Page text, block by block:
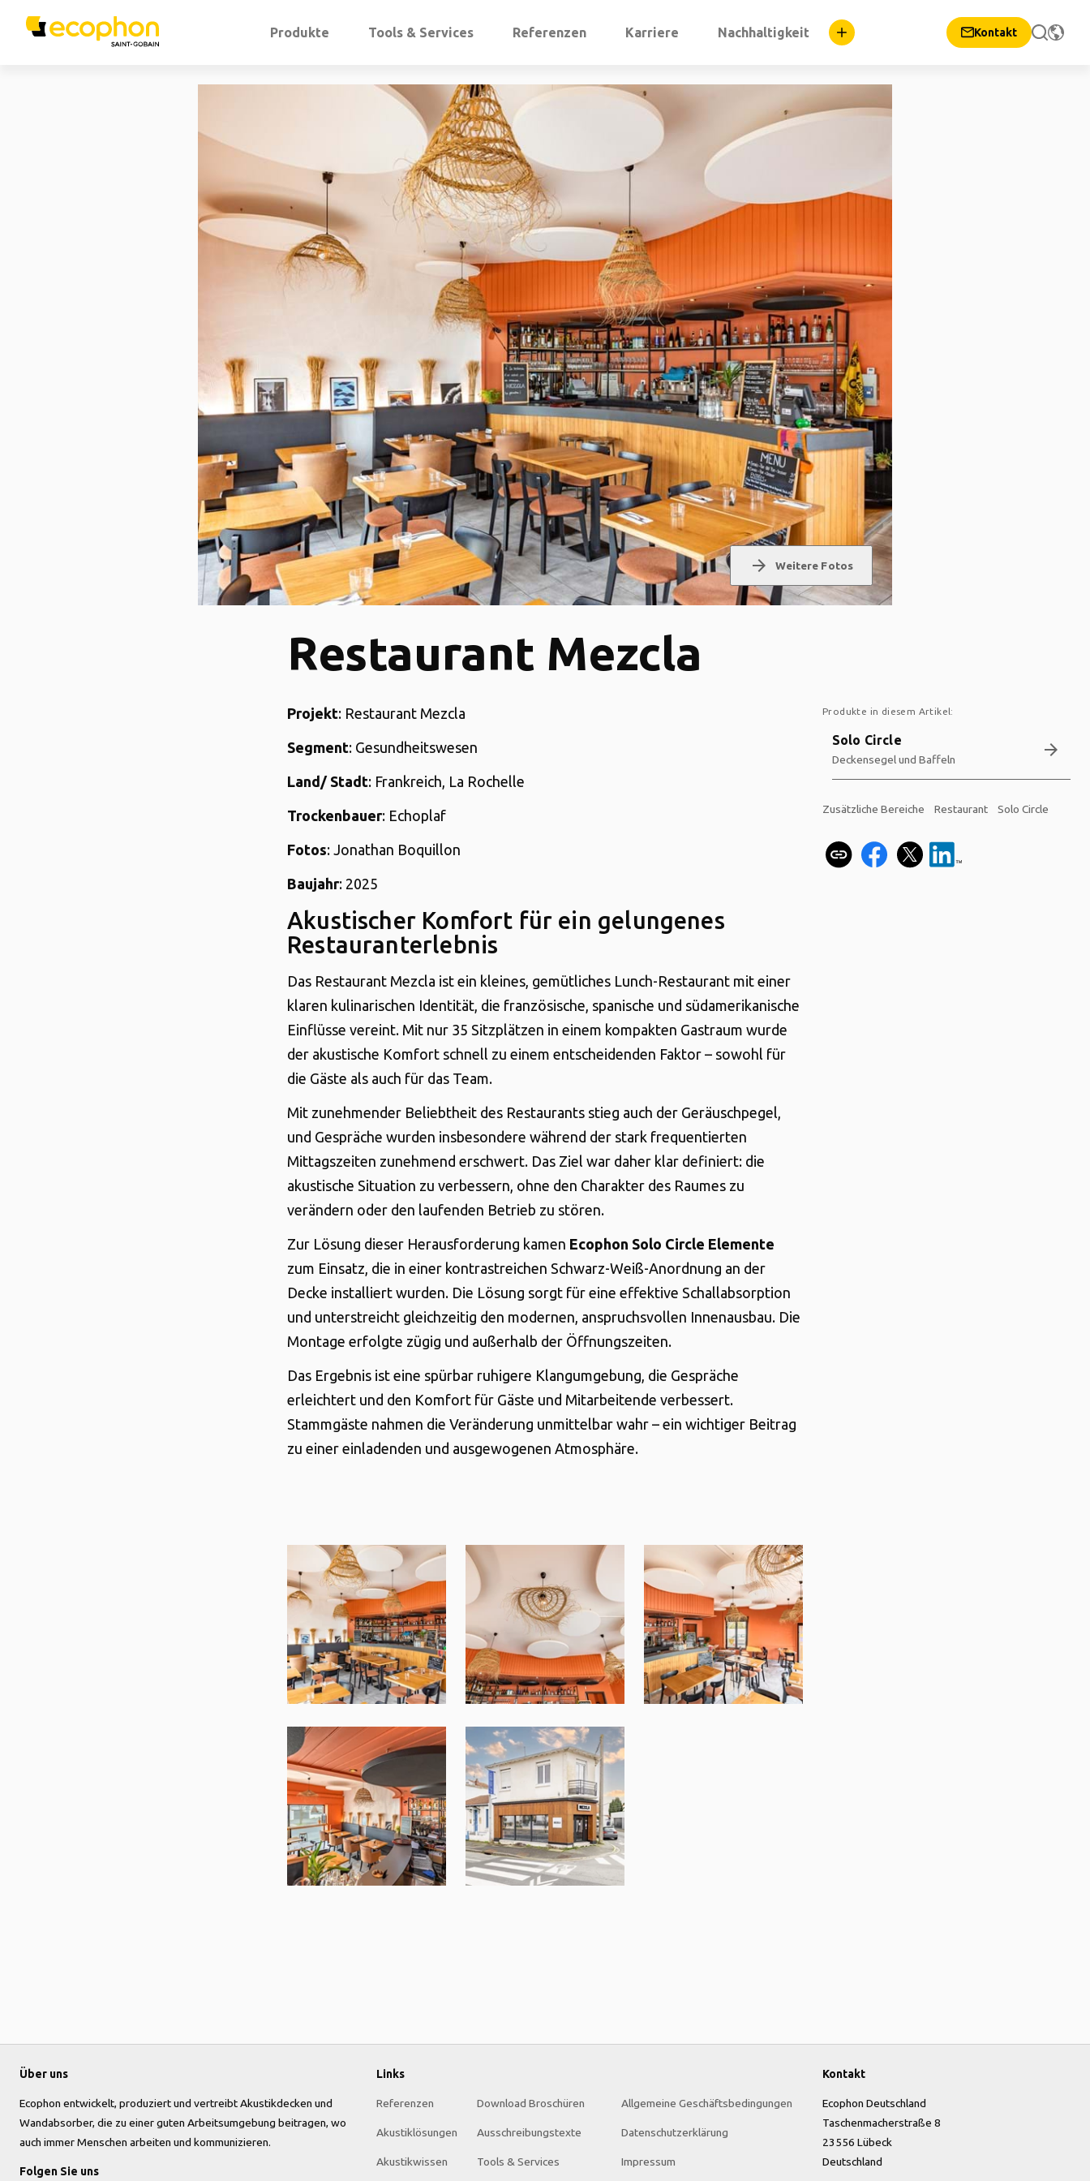
Produkte Tools & Services Referenzen Karriere Nachhaltigkeit Kontakt
arrow_forward Weitere Fotos
Restaurant Mezcla
Projekt: Restaurant Mezcla
Segment: Gesundheitswesen
Land/ Stadt: Frankreich, La Rochelle
Trockenbauer: Echoplaf
Fotos: Jonathan Boquillon
Baujahr: 2025
Akustischer Komfort für ein gelungenes
Restauranterlebnis
Das Restaurant Mezcla ist ein kleines, gemütliches Lunch-Restaurant mit einer
klaren kulinarischen Identität, die französische, spanische und südamerikanische
Einflüsse vereint. Mit nur 35 Sitzplätzen in einem kompakten Gastraum wurde
der akustische Komfort schnell zu einem entscheidenden Faktor – sowohl für
die Gäste als auch für das Team.
Mit zunehmender Beliebtheit des Restaurants stieg auch der Geräuschpegel,
und Gespräche wurden insbesondere während der stark frequentierten
Mittagszeiten zunehmend erschwert. Das Ziel war daher klar definiert: die
akustische Situation zu verbessern, ohne den Charakter des Raumes zu
verändern oder den laufenden Betrieb zu stören.
Zur Lösung dieser Herausforderung kamen Ecophon Solo Circle Elemente
zum Einsatz, die in einer kontrastreichen Schwarz-Weiß-Anordnung an der
Decke installiert wurden. Die Lösung sorgt für eine effektive Schallabsorption
und unterstreicht gleichzeitig den modernen, anspruchsvollen Innenausbau. Die
Montage erfolgte zügig und außerhalb der Öffnungszeiten.
Das Ergebnis ist eine spürbar ruhigere Klangumgebung, die Gespräche
erleichtert und den Komfort für Gäste und Mitarbeitende verbessert.
Stammgäste nahmen die Veränderung unmittelbar wahr – ein wichtiger Beitrag
zu einer einladenden und ausgewogenen Atmosphäre.
Produkte in diesem Artikel:
Solo Circle
Deckensegel und Baffeln arrow_forward
Zusätzliche Bereiche Restaurant Solo Circle
Über uns
Ecophon entwickelt, produziert und vertreibt Akustikdecken und
Wandabsorber, die zu einer guten Arbeitsumgebung beitragen, wo
auch immer Menschen arbeiten und kommunizieren.
Folgen Sie uns
Links
Referenzen
Akustiklösungen
Akustikwissen
Download Broschüren
Ausschreibungstexte
Tools & Services
Allgemeine Geschäftsbedingungen
Datenschutzerklärung
Impressum
Kontakt
Ecophon Deutschland
Taschenmacherstraße 8
23556 Lübeck
Deutschland